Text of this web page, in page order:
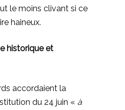
le moins clivant si ce
haineux.
historique et
accordaient la
du 24 juin « à